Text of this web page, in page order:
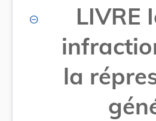
LIVRE
la